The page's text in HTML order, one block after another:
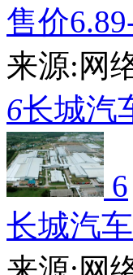
售价
来源:网
6长城汽
6
长城汽